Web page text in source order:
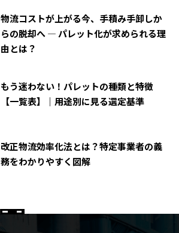
物流コストが上がる今、手積み手卸しか
らの脱却へ ― パレット化が求められる理
由とは？
もう迷わない！パレットの種類と特徴
【一覧表】｜用途別に見る選定基準
改正物流効率化法とは？特定事業者の義
務をわかりやすく図解